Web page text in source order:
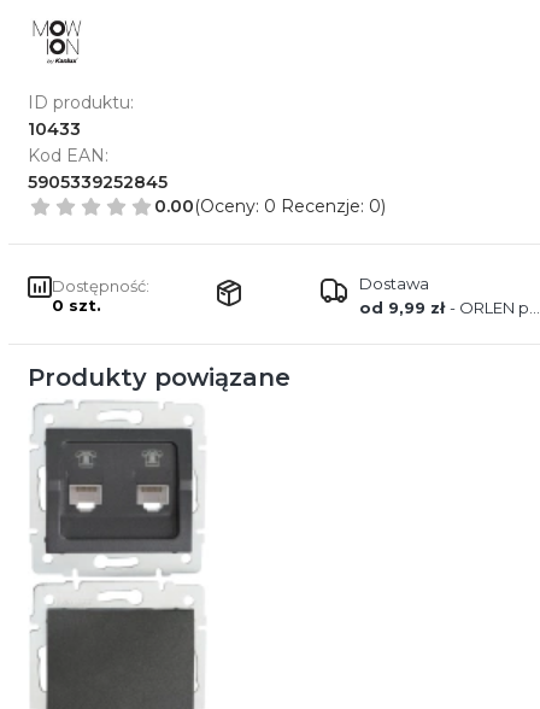
ID produktu:
10433
Kod EAN:
5905339252845
0.00(Oceny: 0 Recenzje: 0)
Dostępność:
0 szt.
Dostawa
od 9,99 zł- ORLEN paczka
Produkty powiązane